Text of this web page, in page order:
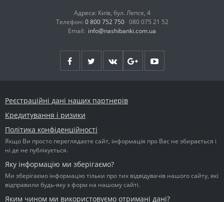
Адреса: Київ, бул. Лепсе, 4
Телефон: 0 800 752 750 080 075 21 52
Email: info@nashibanki.com.ua
Реєстраційні дані наших партнерів
Кредитування і ризики
Політика конфіденційності
Якщо Ви просто переглядаєте сайт, інформація про Вас не збирається і
ні де не публікується.
Яку інформацію ми зберігаємо?
Ми зберігаємо інформацію тільки про тих відвідувачів нашого сайту, які
відправили будь-яку з форм на нашому сайті.
Яким чином ми використовуємо отримані дані?